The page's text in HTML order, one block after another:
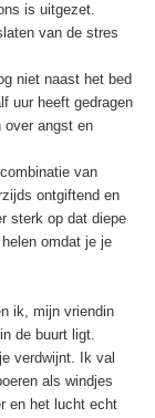
is uitgezet.
van de stres
niet naast het bed
uur heeft gedragen
over angst en
van
ontgiftend en
sterk op dat diepe
omdat je je
ik, mijn vriendin
de buurt ligt.
verdwijnt. Ik val
als windjes
en het lucht echt